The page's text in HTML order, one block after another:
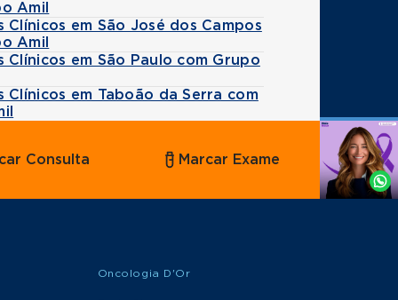
Amil
Clínicos em São José dos Campos
Amil
Clínicos em São Paulo com Grupo
Clínicos em Taboão da Serra com
Agende
Whatsapp
Consulta Marcar Exame
Oncologia D'Or